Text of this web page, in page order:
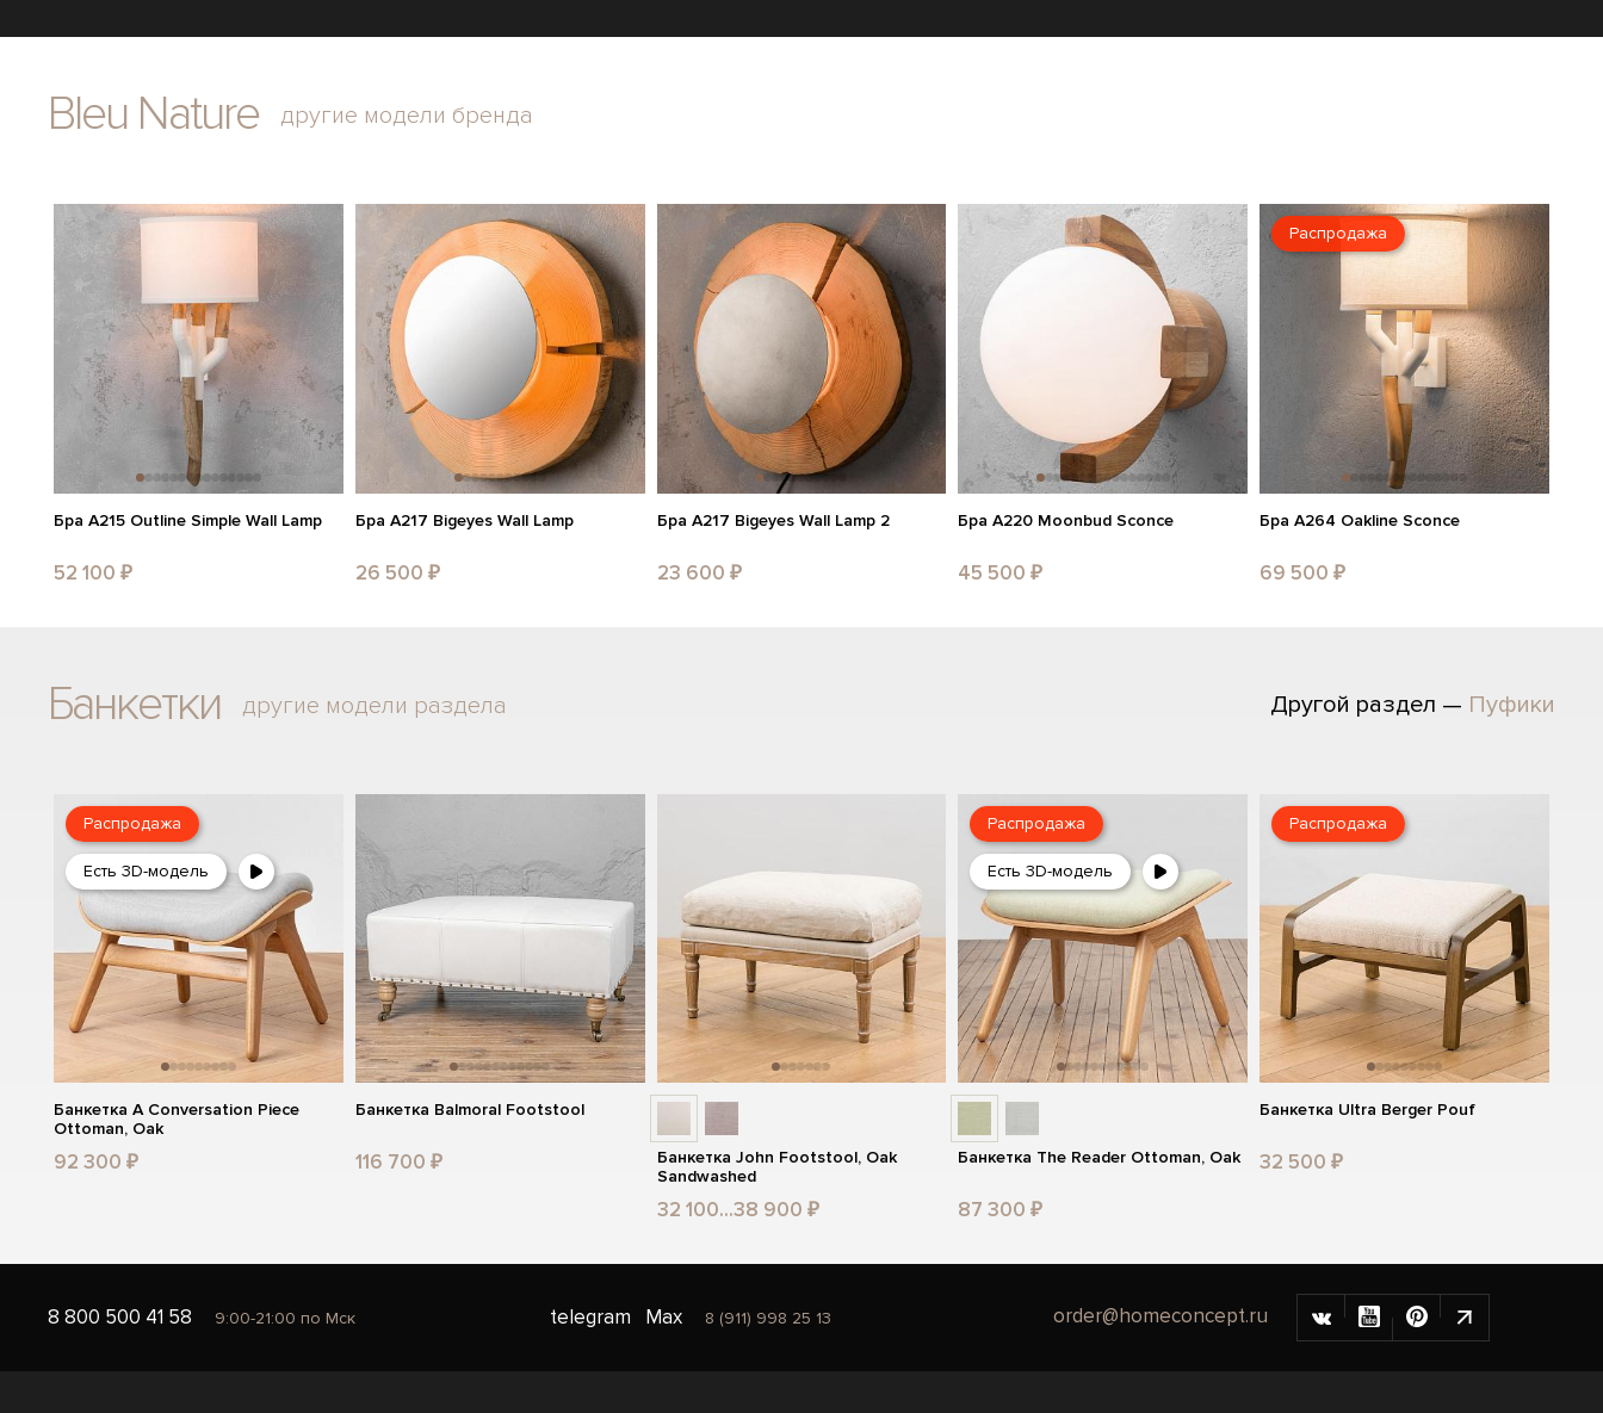
Bleu Nature другие модели бренда
Бра A215 Outline Simple Wall Lamp
52 100 ₽
Бра A217 Bigeyes Wall Lamp
26 500 ₽
Бра A217 Bigeyes Wall Lamp 2
23 600 ₽
Бра A220 Moonbud Sconce
45 500 ₽
Распродажа
Бра A264 Oakline Sconce
69 500 ₽
Банкетки другие модели раздела Другой раздел — Пуфики
Распродажа
Есть 3D-модель
Банкетка A Conversation Piece
Ottoman, Oak
92 300 ₽
Банкетка Balmoral Footstool
116 700 ₽
Банкетка John Footstool, Oak
Sandwashed
32 100...38 900 ₽
Распродажа
Есть 3D-модель
Банкетка The Reader Ottoman, Oak
87 300 ₽
Распродажа
Банкетка Ultra Berger Pouf
32 500 ₽
8 800 500 41 58 9:00-21:00 по Мск telegram Max 8 (911) 998 25 13 order@homeconcept.ru